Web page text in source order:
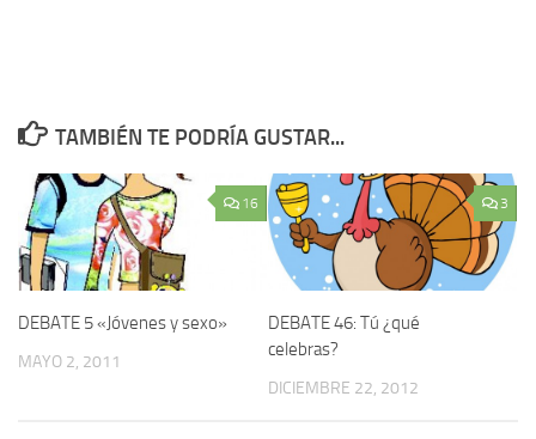
TAMBIÉN TE PODRÍA GUSTAR...
16
DEBATE 5 «Jóvenes y sexo»
MAYO 2, 2011
3
DEBATE 46: Tú ¿qué
celebras?
DICIEMBRE 22, 2012